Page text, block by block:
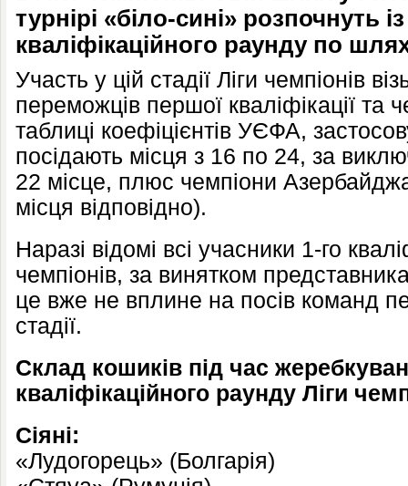
турнірі «біло-сині» розпочнуть
кваліфікаційного раунду по
Участь у цій стадії Ліги чемпіонів
переможців першої кваліфікації та
таблиці коефіцієнтів УЄФА,
посідають місця з 16 по 24, за
22 місце, плюс чемпіони
місця відповідно).
Наразі відомі всі учасники 1-го
чемпіонів, за винятком
це вже не вплине на посів команд
стадії.
Склад кошиків під час
кваліфікаційного раунду Ліги
Сіяні:
«Лудогорець» (Болгарія)